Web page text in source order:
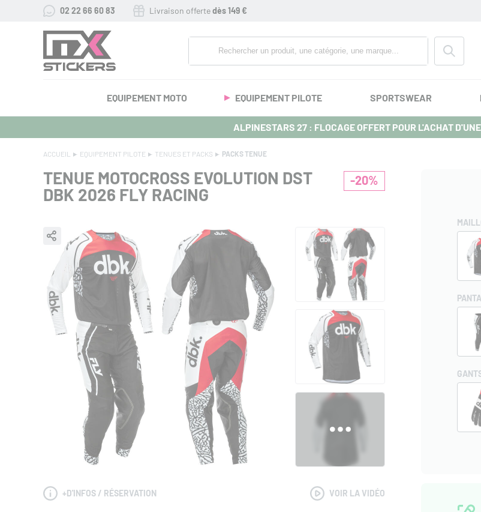
02 22 66 60 83 Livraison offertedès 149 €
EQUIPEMENT MOTO EQUIPEMENT PILOTE SPORTSWEAR
ALPINESTARS 27 : FLOCAGE OFFERT POUR L'ACHAT
ACCUEIL EQUIPEMENT PILOTE TENUES ET PACKS PACKS TENUE
-20%
TENUE MOTOCROSS EVOLUTION DST
DBK 2026 FLY RACING
+D'INFOS / RÉSERVATION VOIR LA VIDÉO